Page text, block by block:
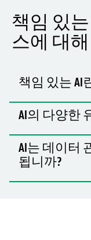
책임 있
스에 대
책임 있는 AI
AI의 다양한
AI는 데이터
됩니까?